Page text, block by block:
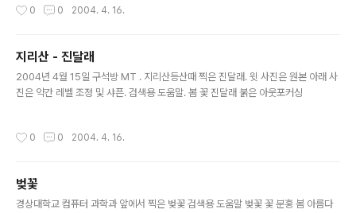
0 0 2004. 4. 16.
지리산 - 진달래
2004년 4월 15일 구석방 MT . 지리산등산때 찍은 진달래. 윗 사진은 원본 아래 사
진은 약간 레벨 조정 및 샤픈. 검색용 도움말. 봄 꽃 진달래 붉은 아웃포커싱
0 0 2004. 4. 16.
벚꽃
경상대학교 컴퓨터 과학과 앞에서 찍은 벚꽃 검색용 도움말 벚꽃 꽃 분홍 봄 아름다